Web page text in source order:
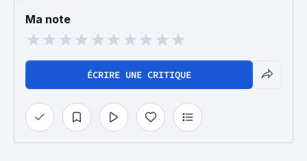
Ma note
ÉCRIRE UNE CRITIQUE